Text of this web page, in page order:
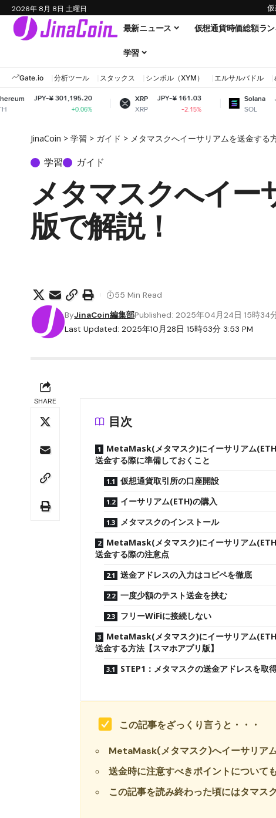
2026年 8月 8日 土曜日
最新ニュース 仮想通貨時価総額ラ
学習
Gate.io 分析ツール スタックス シンボル（XYM） エルサルバドル
XRP
XRP
JPY-¥ 161.03
-2.15%
Solana
SOL
JPY-¥ 11,603.22
+0.54%
JinaCoin > 学習 > ガイド > メタマスクへイーサリアムを送金する
学習 ガイド
メタマスクへイー
版で解説！
Last Updated: 2025年10月28日 15時53分 3:53 PM
ByJinaCoin編集部Published: 2025年04月24日 15時34
55 Min Read
SHARE
目次
MetaMask(メタマスク)にイーサリアム
送金する際に準備しておくこと
仮想通貨取引所の口座開設
イーサリアム(ETH)の購入
メタマスクのインストール
MetaMask(メタマスク)にイーサリアム
送金する際の注意点
送金アドレスの入力はコピペを徹底
一度少額のテスト送金を挟む
フリーWiFiに接続しない
MetaMask(メタマスク)にイーサリアム
送金する方法【スマホアプリ版】
STEP1：メタマスクの送金アドレスを取
この記事をざっくり言うと・・・
MetaMask(メタマスク)へイーサリア
送金時に注意すべきポイントについて
この記事を読み終わった頃にはタマス